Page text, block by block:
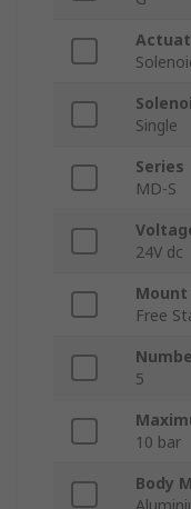
Single
Series
MD-S
24V dc
Mount
Free
5
10 bar
Body